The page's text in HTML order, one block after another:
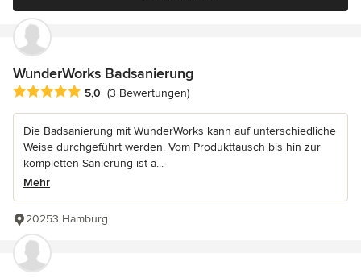
WunderWorks Badsanierung
Durchschnittliche Bewertung: 5 von 5 Sternen
5,0 (3 Bewertungen)
Die Badsanierung mit WunderWorks kann auf unterschiedliche
Weise durchgeführt werden. Vom Produkttausch bis hin zur
kompletten Sanierung ist a...
Mehr
20253 Hamburg